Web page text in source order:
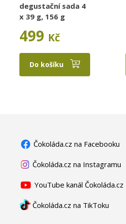
degustační sada 4
x 39 g, 156 g
499 Kč
Do košíku
Čokoláda.cz na Facebooku
Čokoláda.cz na Instagramu
YouTube kanál Čokoláda.cz
Čokoláda.cz na TikToku